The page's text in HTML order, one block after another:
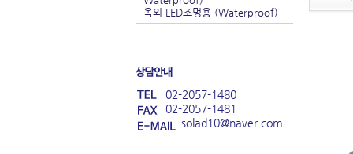
옥외 LED조명용 (Waterproof)
02-2057-1480
02-2057-1481
solad10@naver.com